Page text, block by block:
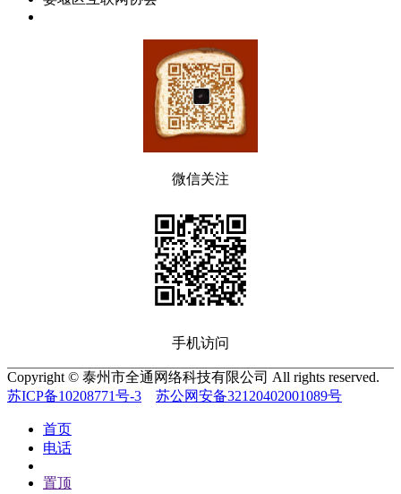
微信关注
手机访问
Copyright © 泰州市全通网络科技有限公司 All rights reserved.
苏ICP备10208771号-3
苏公网安备32120402001089号
首页
电话
置顶